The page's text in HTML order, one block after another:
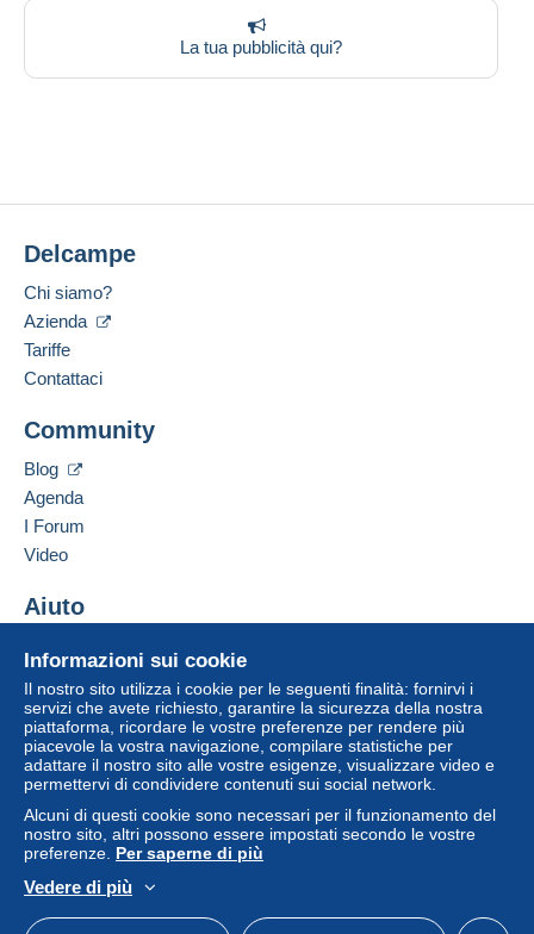
La tua pubblicità qui?
Informazioni sui cookie
Il nostro sito utilizza i cookie per le seguenti finalità: fornirvi i
servizi che avete richiesto, garantire la sicurezza della nostra
piattaforma, ricordare le vostre preferenze per rendere più
piacevole la vostra navigazione, compilare statistiche per
adattare il nostro sito alle vostre esigenze, visualizzare video e
permettervi di condividere contenuti sui social network.
Alcuni di questi cookie sono necessari per il funzionamento del
nostro sito, altri possono essere impostati secondo le vostre
preferenze. Per saperne di più
Vedere di più
Delcampe
Chi siamo?
Azienda
Tariffe
Contattaci
Community
Blog
Agenda
I Forum
Video
Aiuto
Acquistare su Delcampe
Vendere su Delcampe
Un sito sicuro